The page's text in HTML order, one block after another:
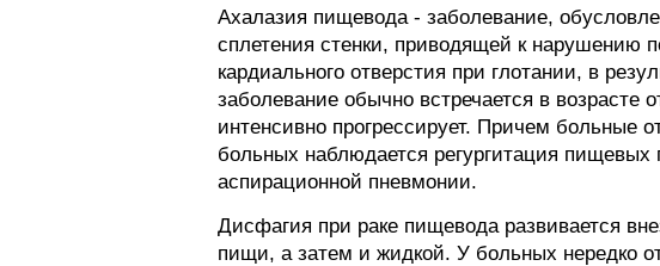
Ахалазия пищевода - заболевание,
сплетения стенки, приводящей к нарушению
кардиального отверстия при глотании, в
заболевание обычно встречается в возрасте
интенсивно прогрессирует. Причем
больных наблюдается регургитация
аспирационной пневмонии.
Дисфагия при раке пищевода развивается
пищи, а затем и жидкой. У больных нередко